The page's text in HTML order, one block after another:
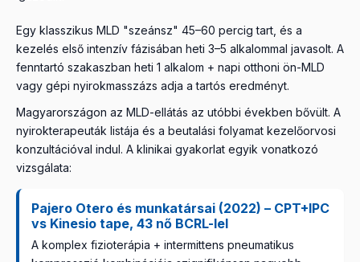
Egy klasszikus MLD "szeánsz" 45–60 percig tart, és a
kezelés első intenzív fázisában heti 3–5 alkalommal javasolt. A
fenntartó szakaszban heti 1 alkalom + napi otthoni ön-MLD
vagy gépi nyirokmasszázs adja a tartós eredményt.
Magyarországon az MLD-ellátás az utóbbi években bővült. A
nyirokterapeuták listája és a beutalási folyamat kezelőorvosi
konzultációval indul. A klinikai gyakorlat egyik vonatkozó
vizsgálata:
Pajero Otero és munkatársai (2022) – CPT+IPC
vs Kinesio tape, 43 nő BCRL-lel
A komplex fizioterápia + intermittens pneumatikus